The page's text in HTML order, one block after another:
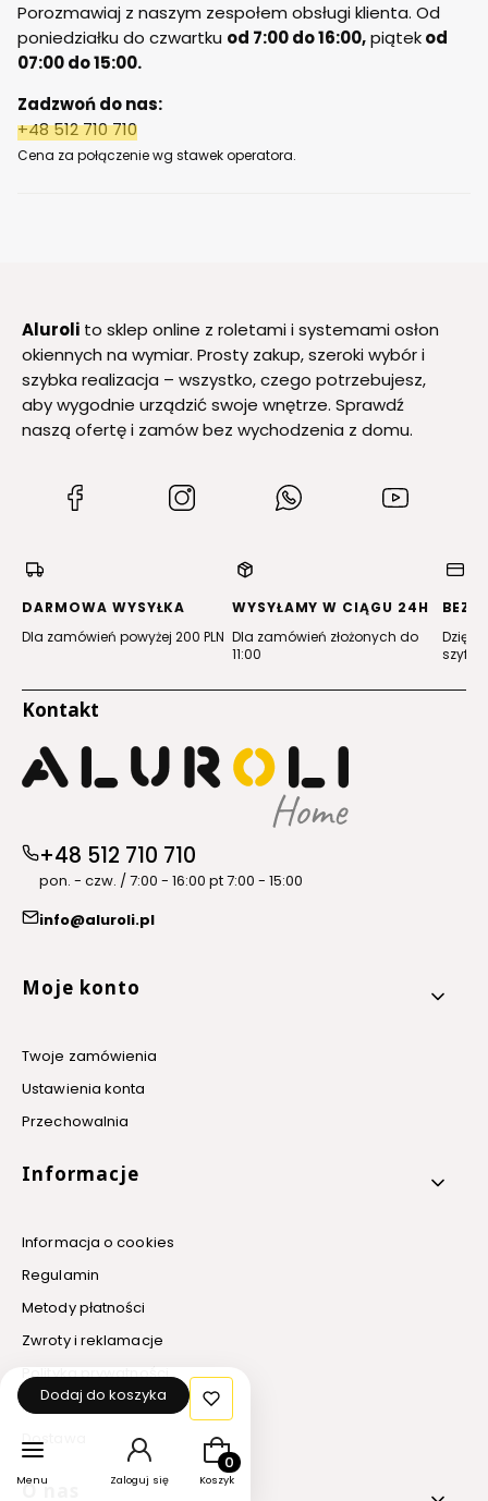
Porozmawiaj z naszym zespołem obsługi klienta. Od
poniedziałku do czwartku od 7:00 do 16:00,piątekod
07:00 do 15:00.
Zadzwoń do nas:
+48 512 710 710
Cena za połączenie wg stawek operatora.
Aluroli to sklep online z roletami i systemami osłon
okiennych na wymiar. Prosty zakup, szeroki wybór i
szybka realizacja – wszystko, czego potrzebujesz,
aby wygodnie urządzić swoje wnętrze. Sprawdź
naszą ofertę i zamów bez wychodzenia z domu.
(Otwiera
nowej
(Otwiera
(Otwiera
nowej
DARMOWA WYSYŁKA
Dla zamówień powyżej 200 PLN
WYSYŁAMY W CIĄGU 24H
Dla zamówień złożonych do
11:00
Dzięki
Kontakt
+48 512 710 710
pon. - czw. / 7:00 - 16:00 pt 7:00 - 15:00
info@aluroli.pl
Linki w stopce
Moje konto
Twoje zamówienia
Ustawienia konta
Przechowalnia
Informacje
Informacja o cookies
Regulamin
Metody płatności
Zwroty i reklamacje
Polityka prywatności
Promocje
Dostawa
O nas
Dodaj do koszyka
Menu Zaloguj się
Produkty w koszyku: 0. Zobacz
Koszyk